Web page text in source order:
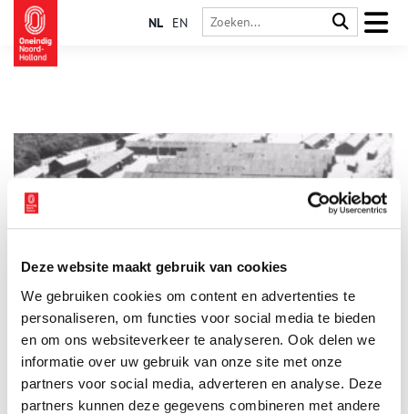
Deze website maakt gebruik van cookies
We gebruiken cookies om content en advertenties te
personaliseren, om functies voor social media te bieden
en om ons websiteverkeer te analyseren. Ook delen we
informatie over uw gebruik van onze site met onze
partners voor social media, adverteren en analyse. Deze
partners kunnen deze gegevens combineren met andere
NL EN
Duinen
Een middagje wandelen door de Schoorlse Duinen is
natuurlijk nooit weg. Lekker een luchtje scheppen in de zon,
omringd door een uitgestrekt natuurgebied. Verschillende
wandel- en fietsroutes beginnen bij het bezoekerscentrum. Wat
weinig mensen weten is dat dit centrum op een stuk grond
staat dat een tragische geschiedenis kent.